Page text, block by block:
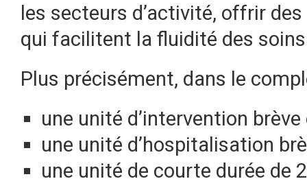
les secteurs d’activité, offrir
qui facilitent la fluidité des
Plus précisément, dans le
une unité d’intervention
une unité d’hospitalisation
une unité de courte durée de